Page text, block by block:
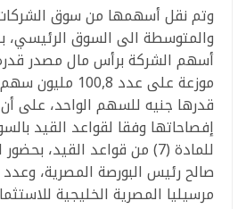
وتم نقل أسهمها من سوق
والمتوسطة الى السوق الرئيسي،
موزعة على عدد
قدرها جنيه للسهم الواحد، على
إفصاحاتها وفقا لقواعد القيد
للمادة (7) من قواعد القيد،
صالح رئيس البورصة المصرية،
مرسيليا المصرية الخليجية